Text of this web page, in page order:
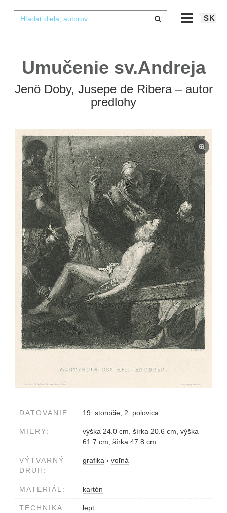
SK
Umučenie sv.Andreja
Jenö Doby, Jusepe de Ribera– autor
predlohy
DATOVANIE: 19. storočie, 2. polovica
MIERY:
výška 24.0 cm, šírka 20.6 cm, výška
61.7 cm, šírka 47.8 cm
VÝTVARNÝ
DRUH:
grafika › voľná
MATERIÁL: kartón
TECHNIKA: lept